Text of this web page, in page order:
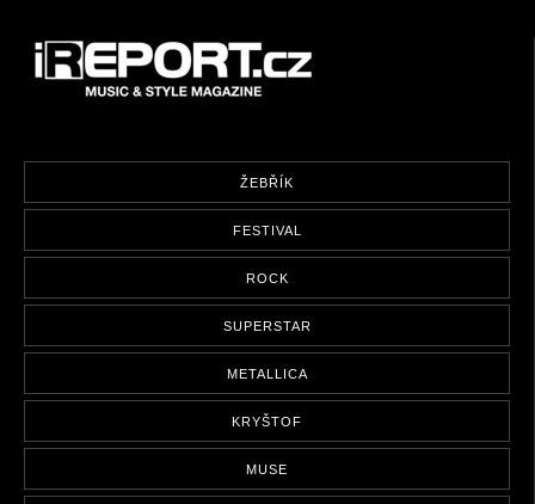
ŽEBŘÍK
FESTIVAL
ROCK
SUPERSTAR
METALLICA
KRYŠTOF
MUSE